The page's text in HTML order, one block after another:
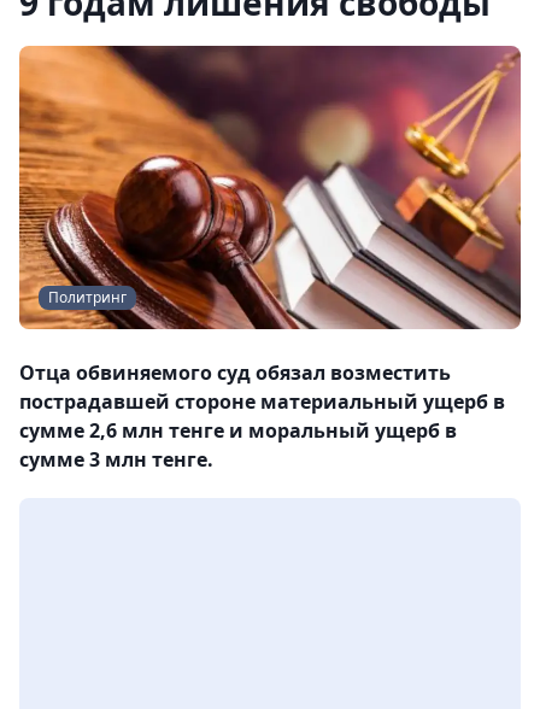
Политринг
Отца обвиняемого суд обязал возместить
пострадавшей стороне материальный ущерб в
сумме 2,6 млн тенге и моральный ущерб в
сумме 3 млн тенге.